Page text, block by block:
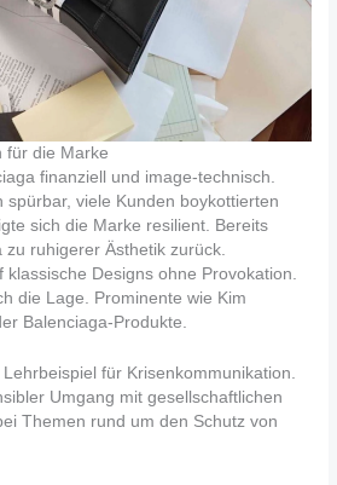
für die Marke
finanziell und image-technisch.
spürbar, viele Kunden boykottierten
sich die Marke resilient. Bereits
ruhigerer Ästhetik zurück.
klassische Designs ohne Provokation.
die Lage. Prominente wie Kim
Balenciaga-Produkte.
für Krisenkommunikation.
Umgang mit gesellschaftlichen
Themen rund um den Schutz von